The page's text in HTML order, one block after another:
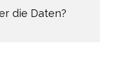
die Daten?